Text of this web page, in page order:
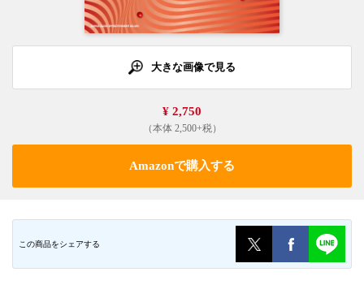
大きな画像で見る
¥ 2,750
（本体 2,500+税）
Amazonで購入する
この商品をシェアする